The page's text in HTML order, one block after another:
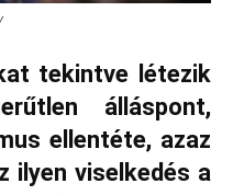
tekintve létezik
álláspont,
ellentéte, azaz
ilyen viselkedés a